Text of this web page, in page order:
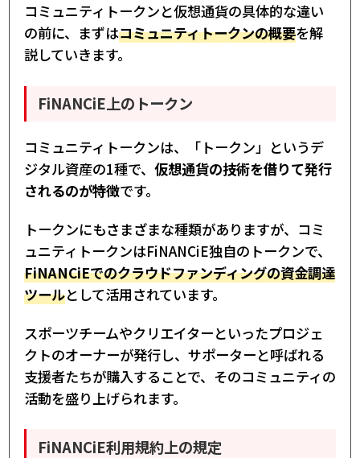
コミュニティトークンと仮想通貨の具体的な違い
の前に、まずはコミュニティトークンの概要を解
説していきます。
FiNANCiE上のトークン
コミュニティトークンは、「トークン」というデ
ジタル資産の1種で、 仮想通貨の技術を借りて発行
されるのが特徴です。
トークンにもさまざまな種類がありますが、コミ
ュニティトークンはFiNANCiE独自のトークンで、
FiNANCiEでのクラウドファンディングの資金調達
ツールとして活用されています。
スポーツチームやクリエイターといったプロジェ
クトのオーナーが発行し、サポーターと呼ばれる
支援者たちが購入することで、そのコミュニティの
活動を盛り上げられます。
FiNANCiE利用規約上の規定